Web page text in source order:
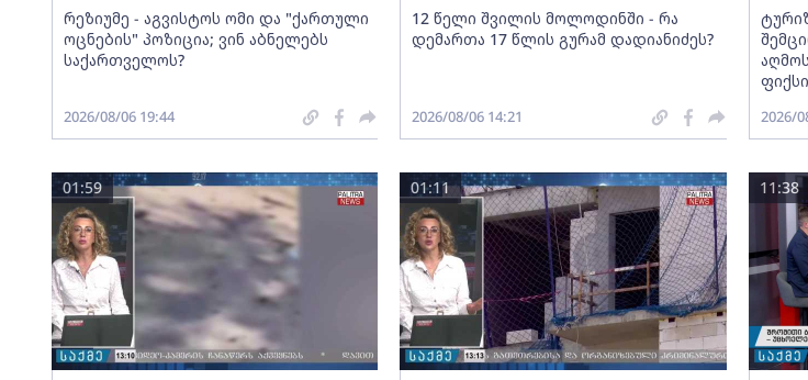
რეზიუმე - აგვისტოს ომი და "ქართული
ოცნების" პოზიცია; ვინ აბნელებს
საქართველოს?
2026/08/06 19:44
12 წელი შვილის მოლოდინში - რა
დემართა 17 წლის გურამ დადიანიძეს?
2026/08/06 14:21 2026/
01:59 01:11 11:38